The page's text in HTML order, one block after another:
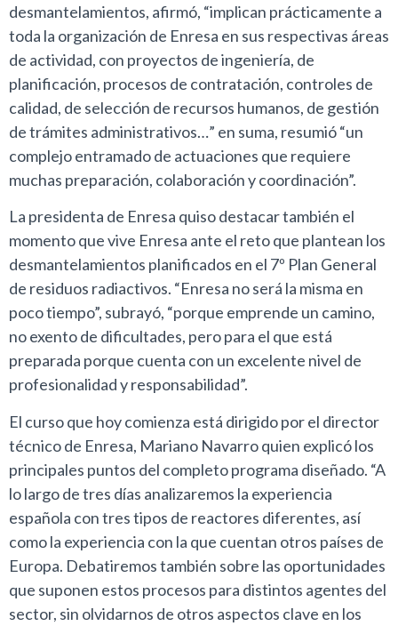
desmantelamientos, afirmó, “implican prácticamente a
toda la organización de Enresa en sus respectivas áreas
de actividad, con proyectos de ingeniería, de
planificación, procesos de contratación, controles de
calidad, de selección de recursos humanos, de gestión
de trámites administrativos…” en suma, resumió “un
complejo entramado de actuaciones que requiere
muchas preparación, colaboración y coordinación”.
La presidenta de Enresa quiso destacar también el
momento que vive Enresa ante el reto que plantean los
desmantelamientos planificados en el 7º Plan General
de residuos radiactivos. “Enresa no será la misma en
poco tiempo”, subrayó, “porque emprende un camino,
no exento de dificultades, pero para el que está
preparada porque cuenta con un excelente nivel de
profesionalidad y responsabilidad”.
El curso que hoy comienza está dirigido por el director
técnico de Enresa, Mariano Navarro quien explicó los
principales puntos del completo programa diseñado. “A
lo largo de tres días analizaremos la experiencia
española con tres tipos de reactores diferentes, así
como la experiencia con la que cuentan otros países de
Europa. Debatiremos también sobre las oportunidades
que suponen estos procesos para distintos agentes del
sector, sin olvidarnos de otros aspectos clave en los